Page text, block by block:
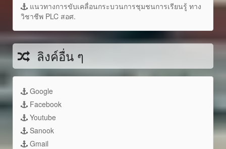
แนวทางการขับเคลื่อนกระบวนการชุมชนการเรียนรู้ ทาง
วิชาชีพ PLC สอศ.
ลิงค์อื่น ๆ
Google
Facebook
Youtube
Sanook
Gmail